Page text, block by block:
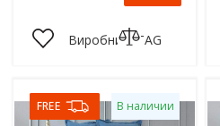
Виробник: TAG
FREE В наличии